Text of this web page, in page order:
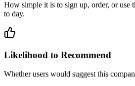
How simple it is to sign up, order, or use
to day.
Likelihood to Recommend
Whether users would suggest this